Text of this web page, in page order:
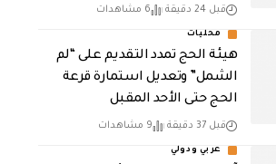
قبل 24 دقيقة 6 مشاهدات
محليات
هيئة الحج تمدد التقديم على “لم
الشمل” وتعديل استمارة قرعة
الحج حتى الأحد المقبل
قبل 37 دقيقة 9 مشاهدات
عربي ودولي